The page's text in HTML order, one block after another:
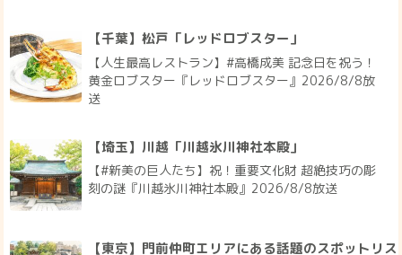
【千葉】松戸「レッドロブスター」
【人生最高レストラン】#高橋成美 記念日を祝う！
黄金ロブスター『レッドロブスター』2026/8/8放
送
【埼玉】川越「川越氷川神社本殿」
【#新美の巨人たち】祝！重要文化財 超絶技巧の彫
刻の謎『川越氷川神社本殿』2026/8/8放送
【東京】門前仲町エリアにある話題のスポットリス